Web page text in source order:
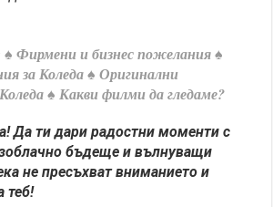
♠ Фирмени и бизнес пожелания ♠
за Коледа ♠ Оригинални
♠ Какви филми да гледаме?
Да ти дари радостни моменти с
бъдеще и вълнуващи
не пресъхват вниманието и
теб!